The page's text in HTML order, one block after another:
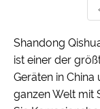
Shandong
ist einer der
Geräten in
ganzen Welt mit